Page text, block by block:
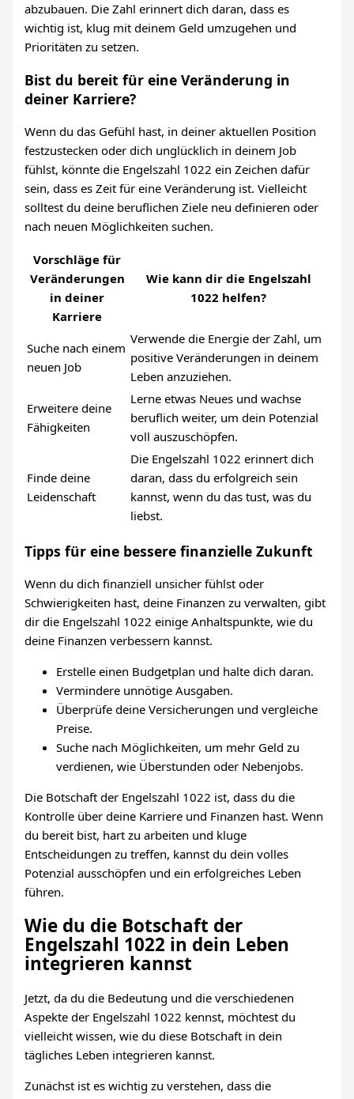
abzubauen. Die Zahl erinnert dich daran, dass es
wichtig ist, klug mit deinem Geld umzugehen und
Prioritäten zu setzen.
Bist du bereit für eine Veränderung in
deiner Karriere?
Wenn du das Gefühl hast, in deiner aktuellen Position
festzustecken oder dich unglücklich in deinem Job
fühlst, könnte die Engelszahl 1022 ein Zeichen dafür
sein, dass es Zeit für eine Veränderung ist. Vielleicht
solltest du deine beruflichen Ziele neu definieren oder
nach neuen Möglichkeiten suchen.
Vorschläge für
Veränderungen
in deiner
Karriere
Wie kann dir die Engelszahl
1022 helfen?
Suche nach einem
neuen Job
Verwende die Energie der Zahl, um
positive Veränderungen in deinem
Leben anzuziehen.
Erweitere deine
Fähigkeiten
Lerne etwas Neues und wachse
beruflich weiter, um dein Potenzial
voll auszuschöpfen.
Finde deine
Leidenschaft
Die Engelszahl 1022 erinnert dich
daran, dass du erfolgreich sein
kannst, wenn du das tust, was du
liebst.
Tipps für eine bessere finanzielle Zukunft
Wenn du dich finanziell unsicher fühlst oder
Schwierigkeiten hast, deine Finanzen zu verwalten, gibt
dir die Engelszahl 1022 einige Anhaltspunkte, wie du
deine Finanzen verbessern kannst.
Erstelle einen Budgetplan und halte dich daran.
Vermindere unnötige Ausgaben.
Überprüfe deine Versicherungen und vergleiche
Preise.
Suche nach Möglichkeiten, um mehr Geld zu
verdienen, wie Überstunden oder Nebenjobs.
Die Botschaft der Engelszahl 1022 ist, dass du die
Kontrolle über deine Karriere und Finanzen hast. Wenn
du bereit bist, hart zu arbeiten und kluge
Entscheidungen zu treffen, kannst du dein volles
Potenzial ausschöpfen und ein erfolgreiches Leben
führen.
Wie du die Botschaft der
Engelszahl 1022 in dein Leben
integrieren kannst
Jetzt, da du die Bedeutung und die verschiedenen
Aspekte der Engelszahl 1022 kennst, möchtest du
vielleicht wissen, wie du diese Botschaft in dein
tägliches Leben integrieren kannst.
Zunächst ist es wichtig zu verstehen, dass die